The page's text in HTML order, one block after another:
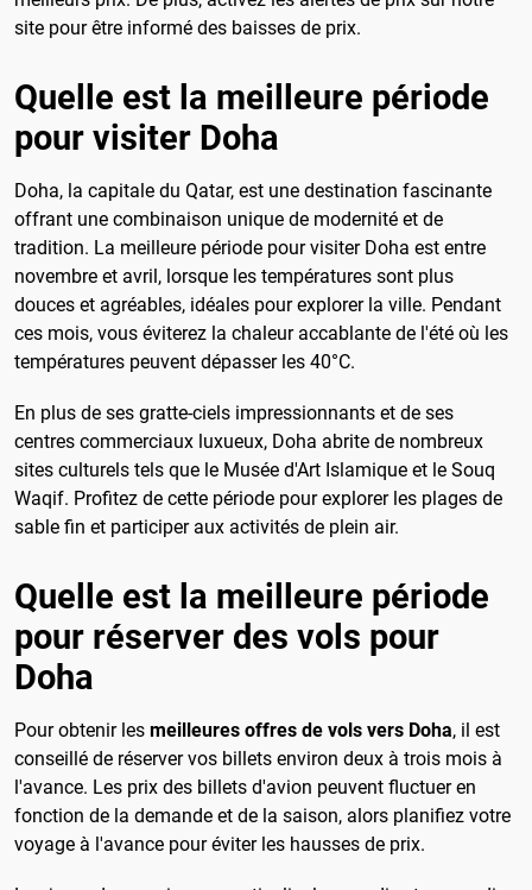
site pour être informé des baisses de prix.
Quelle est la meilleure période
pour visiter Doha
Doha, la capitale du Qatar, est une destination fascinante
offrant une combinaison unique de modernité et de
tradition. La meilleure période pour visiter Doha est entre
novembre et avril, lorsque les températures sont plus
douces et agréables, idéales pour explorer la ville. Pendant
ces mois, vous éviterez la chaleur accablante de l'été où les
températures peuvent dépasser les 40°C.
En plus de ses gratte-ciels impressionnants et de ses
centres commerciaux luxueux, Doha abrite de nombreux
sites culturels tels que le Musée d'Art Islamique et le Souq
Waqif. Profitez de cette période pour explorer les plages de
sable fin et participer aux activités de plein air.
Quelle est la meilleure période
pour réserver des vols pour
Doha
Pour obtenir les meilleures offres de vols vers Doha, il est
conseillé de réserver vos billets environ deux à trois mois à
l'avance. Les prix des billets d'avion peuvent fluctuer en
fonction de la demande et de la saison, alors planifiez votre
voyage à l'avance pour éviter les hausses de prix.